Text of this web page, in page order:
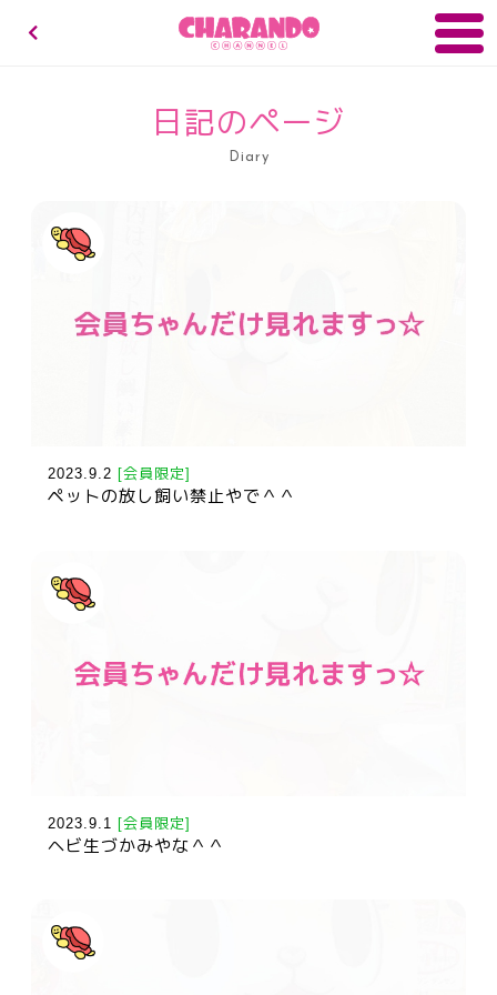
キャランドゥチャンネル
日記のページ
Diary
2023.9.2 [会員限定]
ペットの放し飼い禁止やで＾＾
2023.9.1 [会員限定]
ヘビ生づかみやな＾＾